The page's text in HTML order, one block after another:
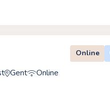
Online
Gent
Online